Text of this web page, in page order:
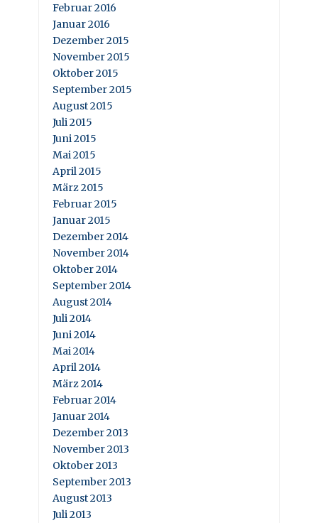
Februar 2016
Januar 2016
Dezember 2015
November 2015
Oktober 2015
September 2015
August 2015
Juli 2015
Juni 2015
Mai 2015
April 2015
März 2015
Februar 2015
Januar 2015
Dezember 2014
November 2014
Oktober 2014
September 2014
August 2014
Juli 2014
Juni 2014
Mai 2014
April 2014
März 2014
Februar 2014
Januar 2014
Dezember 2013
November 2013
Oktober 2013
September 2013
August 2013
Juli 2013